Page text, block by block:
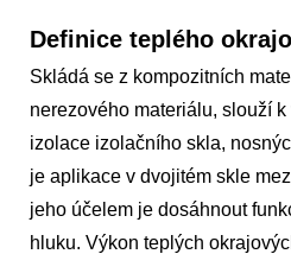
Definice teplého
Skládá se z kompozitních
nerezového materiálu, slouží
izolace izolačního skla,
je aplikace v dvojitém skle
jeho účelem je dosáhnout
hluku. Výkon teplých